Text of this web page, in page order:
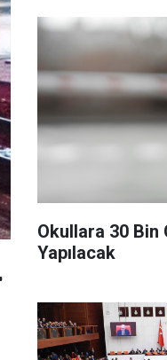
Okullara 30 Bin
Yapılacak